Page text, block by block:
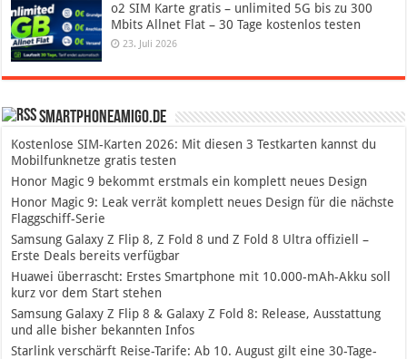
o2 SIM Karte gratis – unlimited 5G bis zu 300
Mbits Allnet Flat – 30 Tage kostenlos testen
23. Juli 2026
SmartphoneAmigo.de
Kostenlose SIM-Karten 2026: Mit diesen 3 Testkarten kannst du
Mobilfunknetze gratis testen
Honor Magic 9 bekommt erstmals ein komplett neues Design
Honor Magic 9: Leak verrät komplett neues Design für die nächste
Flaggschiff-Serie
Samsung Galaxy Z Flip 8, Z Fold 8 und Z Fold 8 Ultra offiziell –
Erste Deals bereits verfügbar
Huawei überrascht: Erstes Smartphone mit 10.000-mAh-Akku soll
kurz vor dem Start stehen
Samsung Galaxy Z Flip 8 & Galaxy Z Fold 8: Release, Ausstattung
und alle bisher bekannten Infos
Starlink verschärft Reise-Tarife: Ab 10. August gilt eine 30-Tage-